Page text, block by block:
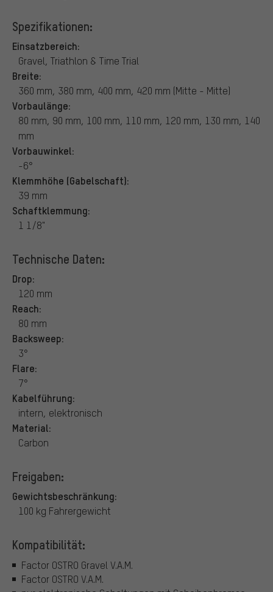
Spezifikationen:
Einsatzbereich:
Gravel, Triathlon & Time Trial
Breite:
360 mm, 380 mm, 400 mm, 420 mm (Mitte - Mitte)
Vorbaulänge:
80 mm, 90 mm, 100 mm, 110 mm, 120 mm, 130 mm, 140
mm
Vorbauwinkel:
-6°
Klemmhöhe (Gabelschaft):
39 mm
Schaftklemmung:
1 1/8"
Technische Daten:
Drop:
120 mm
Reach:
80 mm
Backsweep:
3°
Flare:
7°
Kabelführung:
intern, elektronisch
Material:
Carbon
Freigaben:
Gewichtsbeschränkung:
100 kg Fahrergewicht
Kompatibilität:
Factor OSTRO Gravel V.A.M.
Factor OSTRO V.A.M.